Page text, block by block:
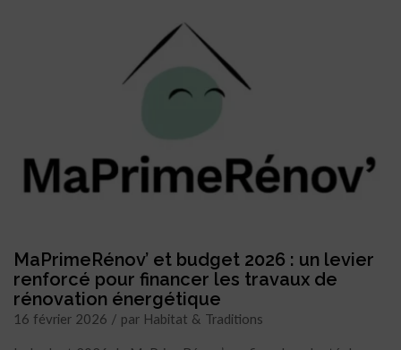
MaPrimeRénov’ et budget 2026 : un levier
renforcé pour financer les travaux de
rénovation énergétique
16 février 2026 / par Habitat & Traditions